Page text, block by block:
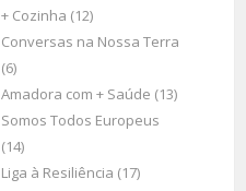
+ Cozinha (12)
Conversas na Nossa Terra
(6)
Amadora com + Saúde (13)
Somos Todos Europeus
(14)
Liga à Resiliência (17)